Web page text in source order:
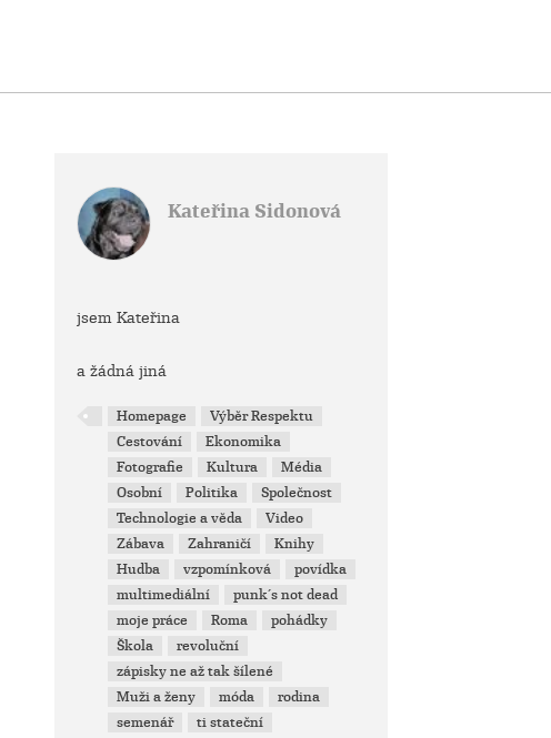
Kateřina Sidonová
jsem Kateřina
a žádná jiná
Homepage
Výběr Respektu
Cestování
Ekonomika
Fotografie
Kultura
Média
Osobní
Politika
Společnost
Technologie a věda
Video
Zábava
Zahraničí
Knihy
Hudba
vzpomínková
povídka
multimediální
punk´s not dead
moje práce
Roma
pohádky
Škola
revoluční
zápisky ne až tak šílené
Muži a ženy
móda
rodina
semenář
ti stateční